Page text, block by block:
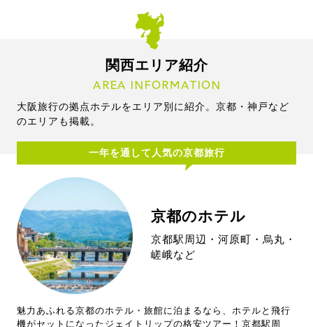
関西エリア紹介
AREA INFORMATION
大阪旅行の拠点ホテルをエリア別に紹介。京都・神戸など
のエリアも掲載。
一年を通して人気の京都旅行
京都のホテル
京都駅周辺・河原町・烏丸・
嵯峨など
魅力あふれる京都のホテル・旅館に泊まるなら、ホテルと飛行
機がセットになったジェイトリップの格安ツアー！京都駅周